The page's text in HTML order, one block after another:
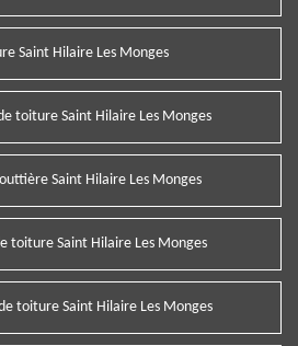
Saint Hilaire Les Monges
toiture Saint Hilaire Les Monges
Saint Hilaire Les Monges
toiture Saint Hilaire Les Monges
toiture Saint Hilaire Les Monges